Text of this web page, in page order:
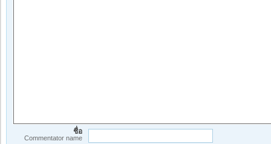
ชื่อ
Commentator name